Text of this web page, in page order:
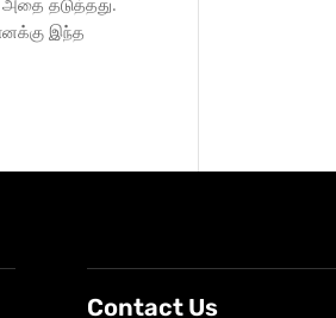
இந்த
Contact Us